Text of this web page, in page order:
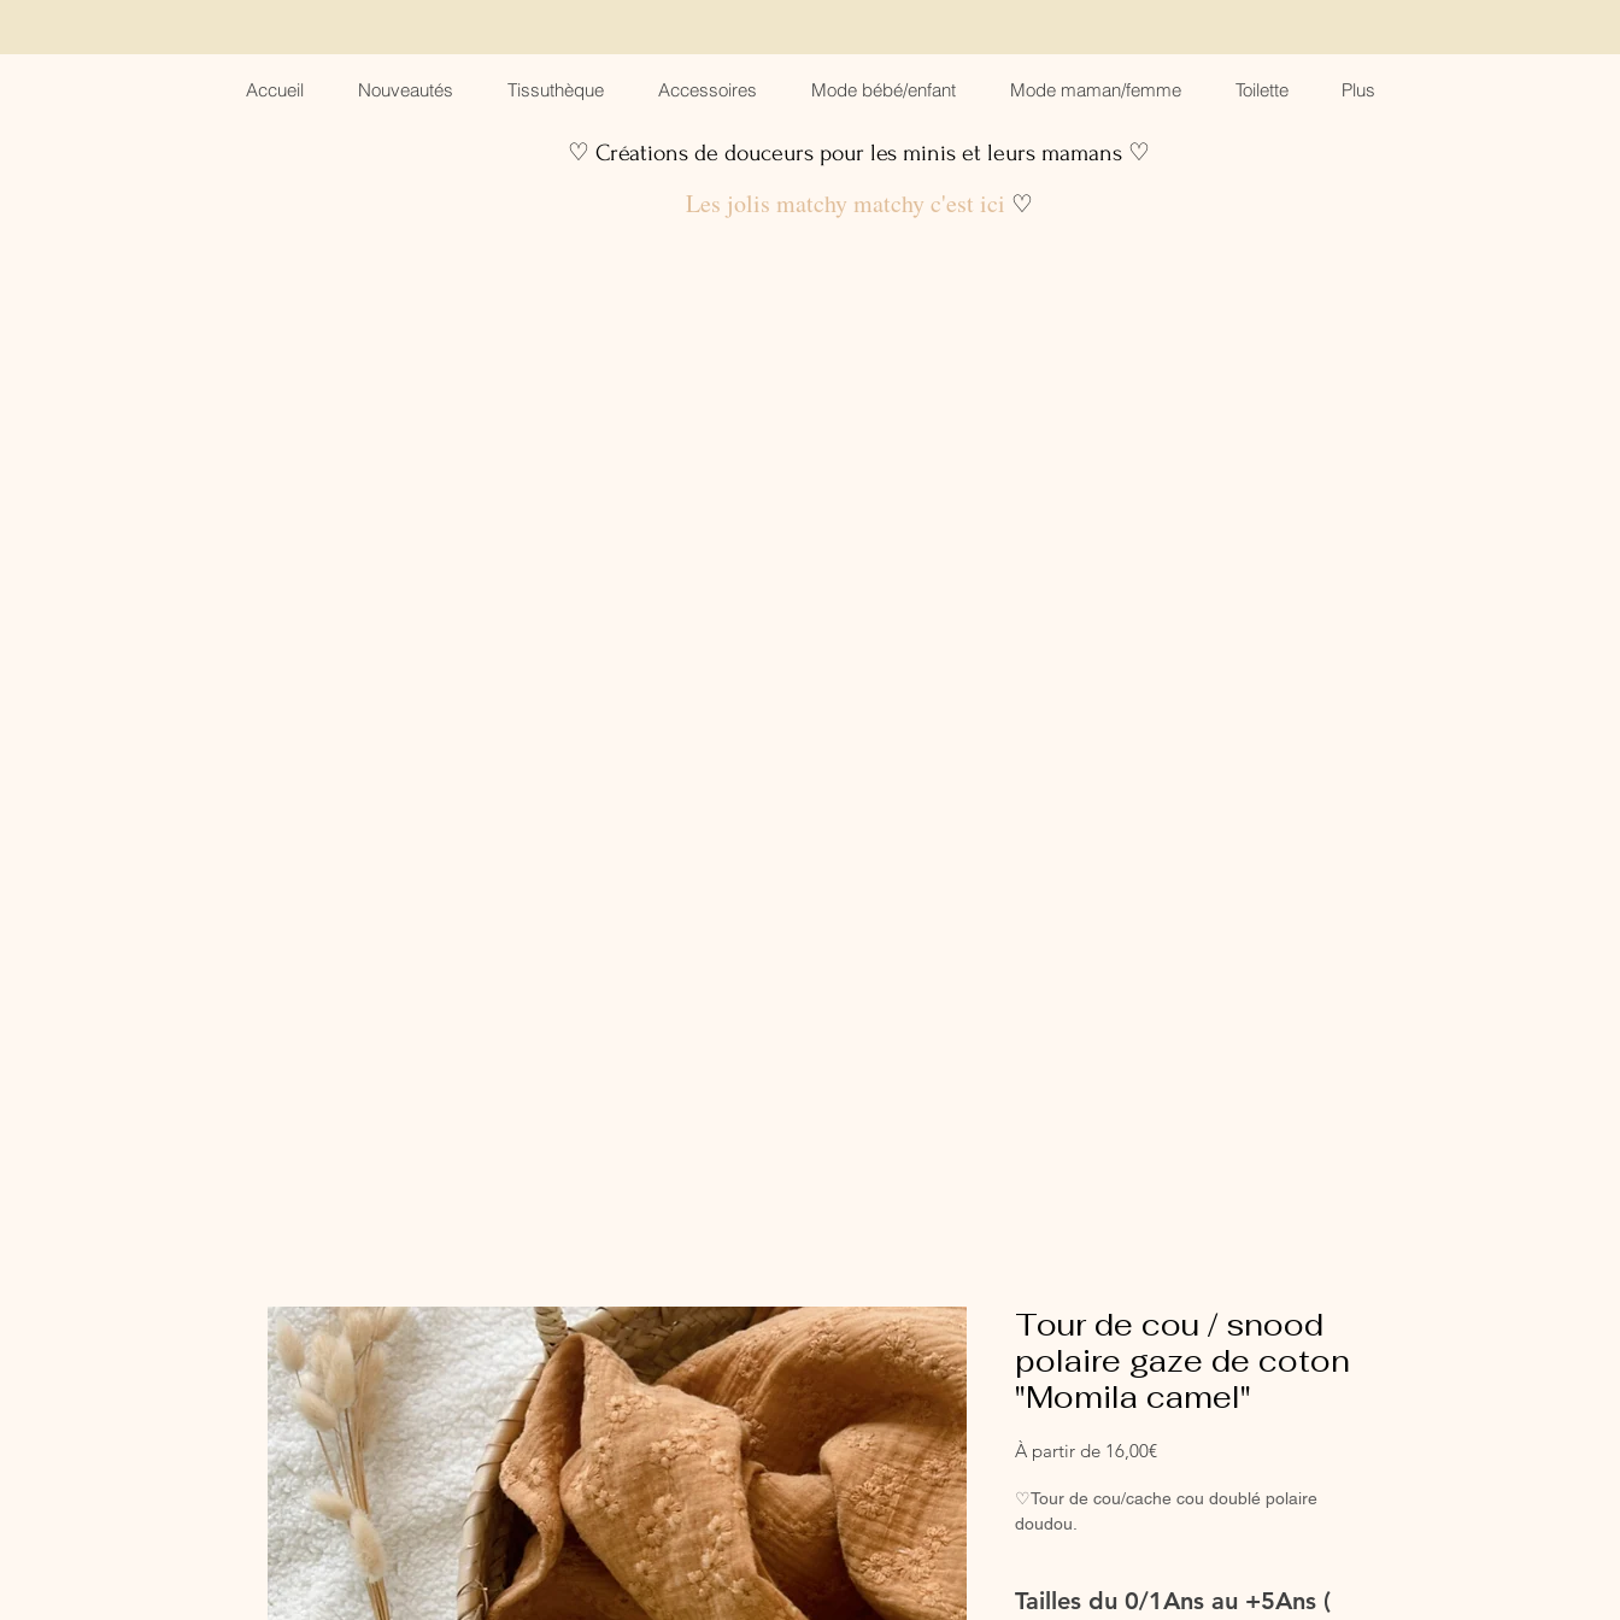
Accueil Nouveautés Tissuthèque Accessoires Mode bébé/enfant Mode maman/femme Toilette Plus
♡ Créations de douceurs pour les minis et leurs mamans ♡
Les jolis matchy matchy c'est ici ♡
Tour de cou / snood
polaire gaze de coton
"Momila camel"
À partir de 16,00€Prix
♡Tour de cou/cache cou doublé polaire
doudou.
tex/organique ou en double gaze (que vous
Tailles du 0/1Ans au +5Ans (